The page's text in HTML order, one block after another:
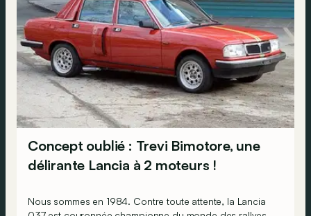
Concept oublié : Trevi Bimotore, une
délirante Lancia à 2 moteurs !
Nous sommes en 1984. Contre toute attente, la Lancia